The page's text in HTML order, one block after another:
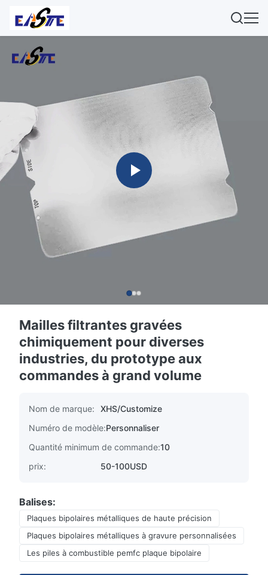
Mailles filtrantes gravées
chimiquement pour diverses
industries, du prototype aux
commandes à grand volume
Nom de marque:
XHS/Customize
Numéro de modèle:Personnaliser
Quantité minimum de commande:10
prix:
50-100USD
Balises:
Plaques bipolaires métalliques de haute précision
Plaques bipolaires métalliques à gravure personnalisées
Les piles à combustible pemfc plaque bipolaire